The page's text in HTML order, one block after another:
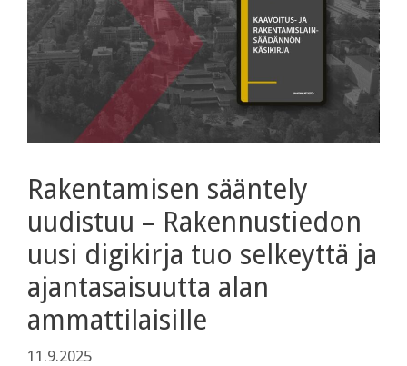
Rakentamisen sääntely
uudistuu – Rakennustiedon
uusi digikirja tuo selkeyttä ja
ajantasaisuutta alan
ammattilaisille
11.9.2025